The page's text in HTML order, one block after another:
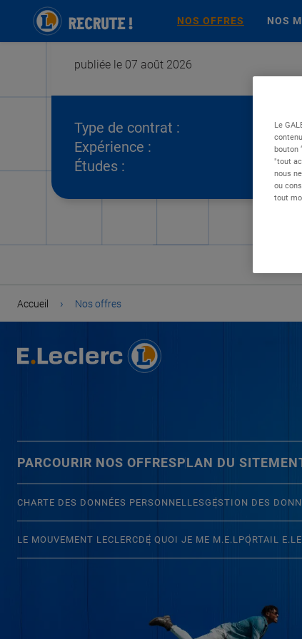
NOS OFFRES NOS
publiée le 07 août 2026
Type de contrat :
Expérience :
Études :
Accueil › Nos offres
PARCOURIR NOS OFFRESPLAN DU SITE
CHARTE DES DONNÉES PERSONNELLESGESTION DES
LE MOUVEMENT LECLERCDE QUOI JE ME M.E.LPORTAIL
Le
bouton
"tout
nous
ou
tout